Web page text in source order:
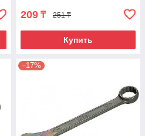
209 ₸ 251 ₸
Купить
–17%